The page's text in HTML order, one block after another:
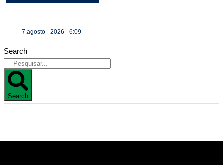
7.agosto - 2026 - 6:09
Search
Search